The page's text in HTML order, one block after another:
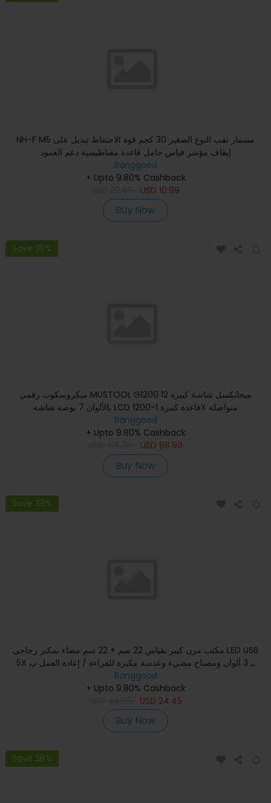
NH-F M5 مسمار ثقب النوع الصغير 30 كجم قوة الاحتفاظ تبديل على
إيقاف مؤشر قياس حامل قاعدة مغناطيسية دعم العمود
Banggood
+ Upto 9.80% Cashback
USD 10.99
Buy Now
Save 35%
ميكروسكوب رقمي MUSTOOL G1200 12 ميجابكسل شاشة كبيرة
بالألوان 7 بوصة شاشة LCD قاعدة كبيرة 1-1200X متواصلة
Banggood
+ Upto 9.80% Cashback
USD 68.99
Buy Now
Save 38%
مكتب مرن كبير بقياس 22 سم + 22 سم مضاء بمكبر زجاجي LED USB
5X بـ 3 ألوان ومصباح مضيء وعدسة مكبرة للقراءة / إعادة العمل ب
Banggood
+ Upto 9.80% Cashback
USD 24.45
Buy Now
Save 36%